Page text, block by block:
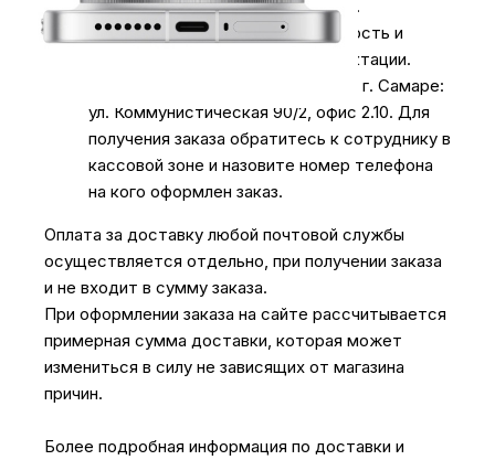
время доставки и уточнит адрес.
Осмотрите упаковку на целостность и
соответствие указанной комплектации.
из нашего магазина в г. Самаре:
ул. Коммунистическая 90/2, офис 2.10. Для
получения заказа обратитесь к сотруднику в
кассовой зоне и назовите номер телефона
на кого оформлен заказ.
Оплата за доставку любой почтовой службы
осуществляется отдельно, при получении заказа
и не входит в сумму заказа.
При оформлении заказа на сайте рассчитывается
примерная сумма доставки, которая может
измениться в силу не зависящих от магазина
причин.
Более подробная информация по доставки и